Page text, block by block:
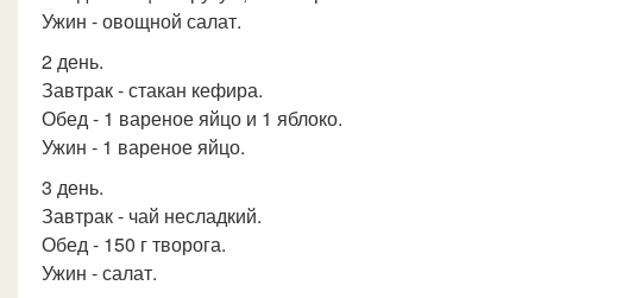
Ужин - овощной салат.
2 день.
Завтрак - стакан кефира.
Обед - 1 вареное яйцо и 1 яблоко.
Ужин - 1 вареное яйцо.
3 день.
Завтрак - чай несладкий.
Обед - 150 г творога.
Ужин - салат.